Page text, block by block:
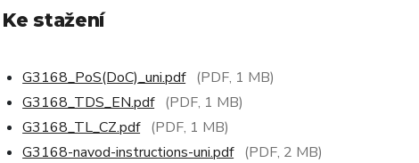
Ke stažení
G3168_PoS(DoC)_uni.pdf (PDF, 1 MB)
G3168_TDS_EN.pdf (PDF, 1 MB)
G3168_TL_CZ.pdf (PDF, 1 MB)
G3168-navod-instructions-uni.pdf (PDF, 2 MB)